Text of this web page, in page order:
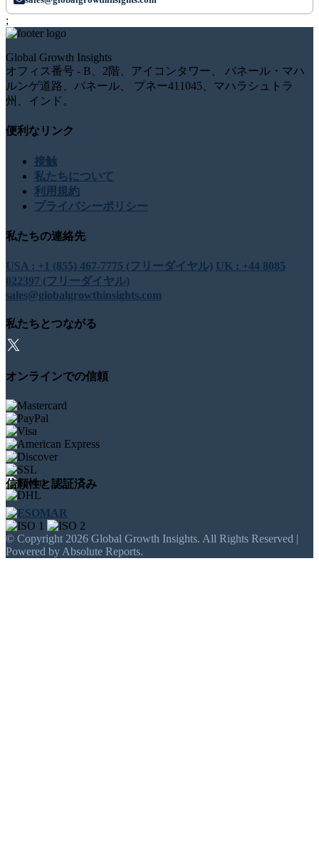
;
Global Growth Insights
オフィス番号 - B、2階、アイコンタワー、 バネール・マハ
ルンゲ道路、バネール、 プネー411045、マハラシュトラ
州、インド。
便利なリンク
接触
私たちについて
利用規約
プライバシーポリシー
私たちの連絡先
USA : +1 (855) 467-7775 (フリーダイヤル) UK : +44 8085
022397 (フリーダイヤル)
sales@globalgrowthinsights.com
私たちとつながる
オンラインでの信頼
信頼性と認証済み
© Copyright 2026 Global Growth Insights. All Rights Reserved |
Powered by Absolute Reports.